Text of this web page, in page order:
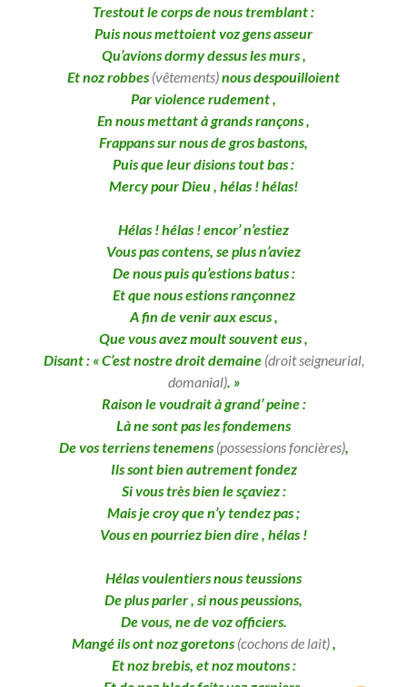
Trestout le corps de nous tremblant :
Puis nous mettoient voz gens asseur
Qu’avions dormy dessus les murs ,
Et noz robbes (vêtements)nous despouilloient
Par violence rudement ,
En nous mettant à grands rançons ,
Frappans sur nous de gros bastons,
Puis que leur disions tout bas :
Mercy pour Dieu , hélas ! hélas!
Hélas ! hélas ! encor’ n’estiez
Vous pas contens, se plus n’aviez
De nous puis qu’estions batus :
Et que nous estions rançonnez
A fin de venir aux escus ,
Que vous avez moult souvent eus ,
Disant : « C’est nostre droit demaine (droit seigneurial,
domanial). »
Raison le voudrait à grand’ peine :
Là ne sont pas les fondemens
De vos terriens tenemens (possessions foncières),
Ils sont bien autrement fondez
Si vous très bien le sçaviez :
Mais je croy que n’y tendez pas ;
Vous en pourriez bien dire , hélas !
Hélas voulentiers nous teussions
De plus parler , si nous peussions,
De vous, ne de voz officiers.
Mangé ils ont noz goretons (cochons de lait),
Et noz brebis, et noz moutons :